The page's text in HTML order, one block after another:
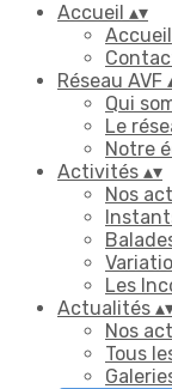
Accueil ▴▾
Accueil
Réseau AVF
Qui
Le
Notre
Activités ▴▾
Nos
Les
Actualités ▴
Nos
Tous